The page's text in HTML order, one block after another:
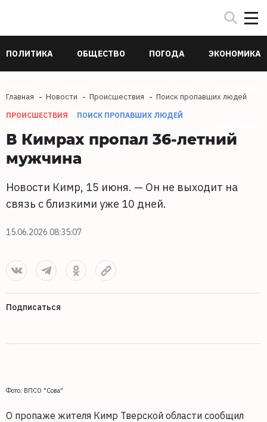
ПОЛИТИКА ОБЩЕСТВО ПОГОДА ЭКОНОМИКА
Главная Новости Происшествия Поиск пропавших людей
ПРОИСШЕСТВИЯ ПОИСК ПРОПАВШИХ ЛЮДЕЙ
В Кимрах пропал 36-летний
мужчина
Новости Кимр, 15 июня. — Он не выходит на
связь с близкими уже 10 дней.
15.06.2026 08:35:07
Подписаться
Фото: ВПСО "Сова"
О пропаже жителя Кимр Тверской области сообщил